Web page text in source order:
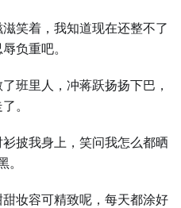
笑着，我知道现在还整不了
负重吧。
班里人，冲蒋跃扬扬下巴，
。
披我身上，笑问我怎么都晒
。
甜妆容可精致呢，每天都涂好